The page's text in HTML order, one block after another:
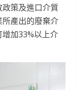
策及進口介質
產出的廢棄介
加33%以上介